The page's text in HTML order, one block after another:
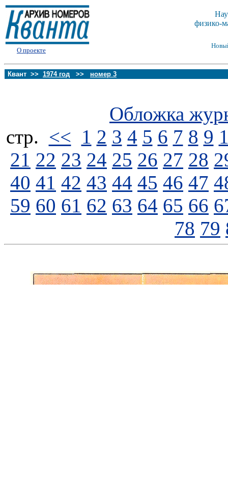
О проекте
физико-
Квант >> 1974 год >> номер 3
Обложка
стp. << 1 2 3 4 5 6 7 8 9
21 22 23 24 25 26 27 28
40 41 42 43 44 45 46 47
59 60 61 62 63 64 65 66
78 79